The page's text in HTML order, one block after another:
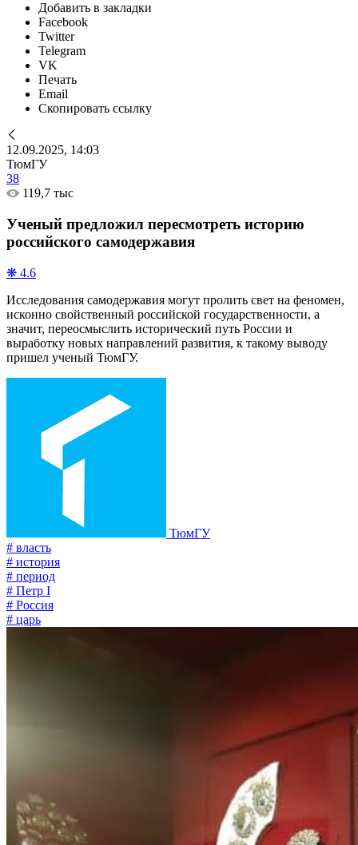
Добавить в закладки
Facebook
Twitter
Telegram
VK
Печать
Email
Скопировать ссылку
12.09.2025, 14:03
ТюмГУ
38
119,7 тыс
Ученый предложил пересмотреть историю
российского самодержавия
❋ 4.6
Исследования самодержавия могут пролить свет на феномен,
исконно свойственный российской государственности, а
значит, переосмыслить исторический путь России и
выработку новых направлений развития, к такому выводу
пришел ученый ТюмГУ.
ТюмГУ
# власть
# история
# период
# Петр I
# Россия
# царь